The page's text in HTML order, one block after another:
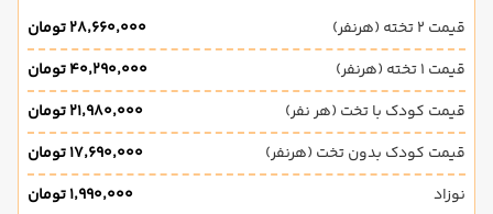
قیمت 2 تخته (هرنفر)
۲۸٬۶۶۰٬۰۰۰ تومان
قیمت 1 تخته (هرنفر)
۴۰٬۲۹۰٬۰۰۰ تومان
قیمت کودک با تخت (هر نفر)
۲۱٬۹۸۰٬۰۰۰ تومان
قیمت کودک بدون تخت (هرنفر)
۱۷٬۶۹۰٬۰۰۰ تومان
نوزاد
۱٬۹۹۰٬۰۰۰ تومان